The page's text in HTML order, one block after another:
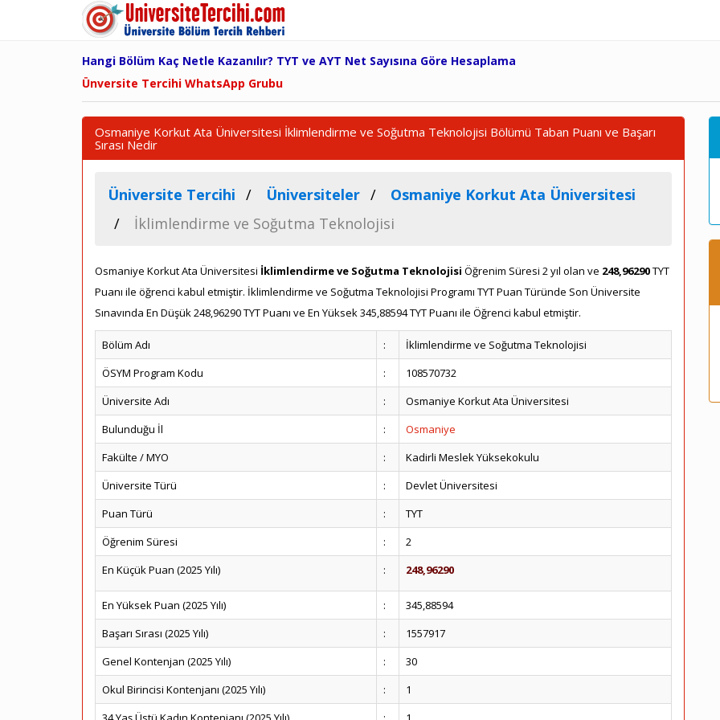
Hangi Bölüm Kaç Netle Kazanılır? TYT ve AYT Net Sayısına Göre Hesaplama
Ünversite Tercihi WhatsApp Grubu
Osmaniye Korkut Ata Üniversitesi İklimlendirme ve Soğutma Teknolojisi Bölümü Taban Puanı ve Başarı
Sırası Nedir
Üniversite Tercihi Üniversiteler
Osmaniye Korkut Ata Üniversitesi
İklimlendirme ve Soğutma Teknolojisi
Osmaniye Korkut Ata Üniversitesi İklimlendirme ve Soğutma Teknolojisi Öğrenim Süresi 2 yıl olan ve 248,96290TYT
Puanı ile öğrenci kabul etmiştir. İklimlendirme ve Soğutma Teknolojisi Programı TYT Puan Türünde Son Üniversite
Sınavında En Düşük 248,96290 TYT Puanı ve En Yüksek 345,88594 TYT Puanı ile Öğrenci kabul etmiştir.
Bölüm Adı :
İklimlendirme ve Soğutma Teknolojisi
ÖSYM Program Kodu
:
108570732
Üniversite Adı
:
Osmaniye Korkut Ata Üniversitesi
Bulunduğu İl
:
Osmaniye
Fakülte / MYO
:
Kadirli Meslek Yüksekokulu
Üniversite Türü
:
Devlet Üniversitesi
Puan Türü
:
TYT
Öğrenim Süresi
:
2
En Küçük Puan (2025 Yılı)
: 248,96290
En Yüksek Puan (2025 Yılı) :
345,88594
Başarı Sırası (2025 Yılı)
:
1557917
Genel Kontenjan (2025 Yılı)
:
30
Okul Birincisi Kontenjanı (2025 Yılı)
:
1